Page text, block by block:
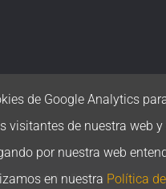
privacidad | Política de cookies
de Google Analytics
de nuestra web
por nuestra web
en nuestra Política